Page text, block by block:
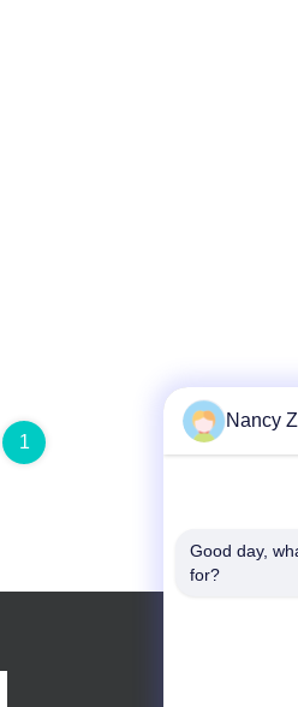
1
Nancy
Good day,
for?